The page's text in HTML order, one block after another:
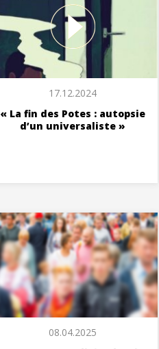
17.12.2024
« La fin des Potes : autopsie
d’un universaliste »
08.04.2025